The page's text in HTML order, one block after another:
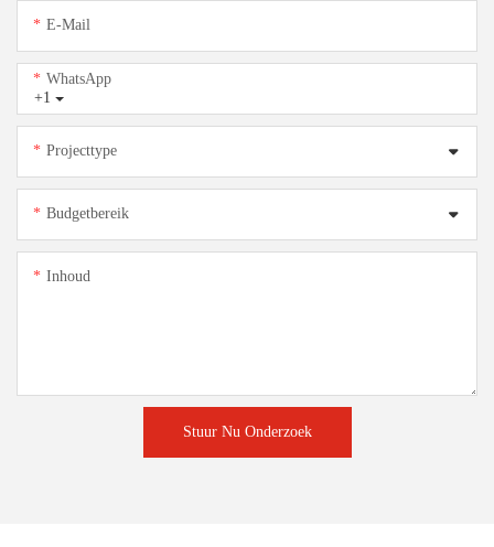
E-Mail
+1
WhatsApp
Projecttype
Budgetbereik
Inhoud
Stuur Nu Onderzoek